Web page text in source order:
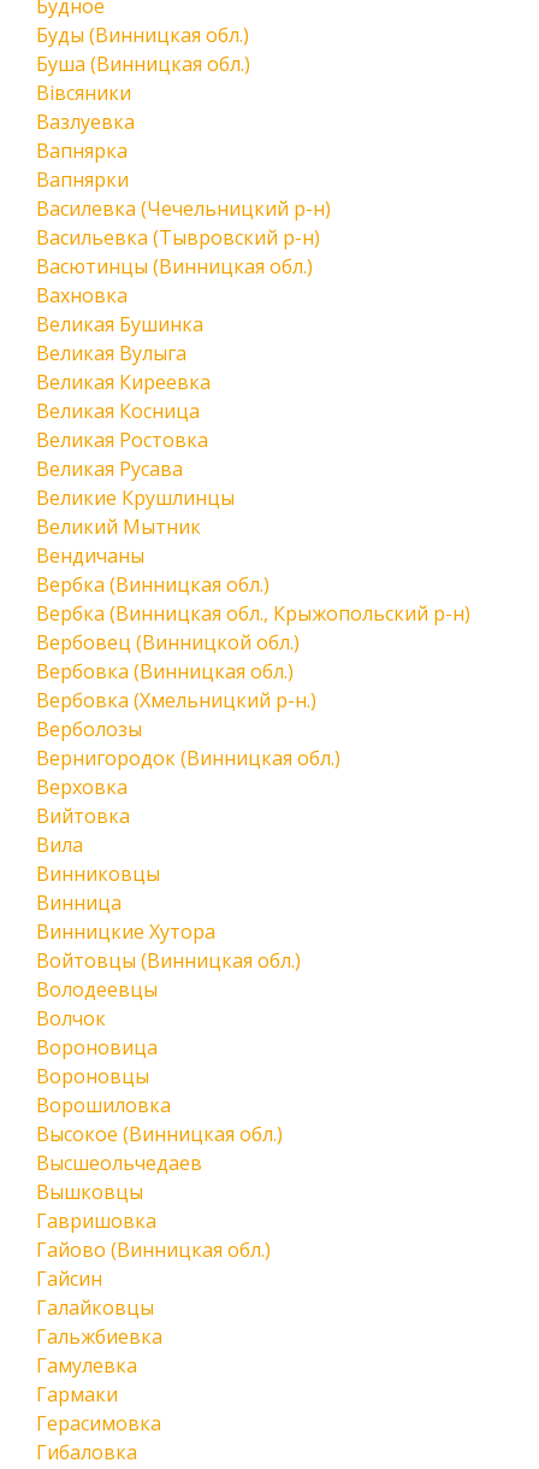
Будное
Буды (Винницкая обл.)
Буша (Винницкая обл.)
Вівсяники
Вазлуевка
Вапнярка
Вапнярки
Василевка (Чечельницкий р-н)
Васильевка (Тывровский р-н)
Васютинцы (Винницкая обл.)
Вахновка
Великая Бушинка
Великая Вулыга
Великая Киреевка
Великая Косница
Великая Ростовка
Великая Русава
Великие Крушлинцы
Великий Мытник
Вендичаны
Вербка (Винницкая обл.)
Вербка (Винницкая обл., Крыжопольский р-н)
Вербовец (Винницкой обл.)
Вербовка (Винницкая обл.)
Вербовка (Хмельницкий р-н.)
Верболозы
Вернигородок (Винницкая обл.)
Верховка
Вийтовка
Вила
Винниковцы
Винница
Винницкие Хутора
Войтовцы (Винницкая обл.)
Володеевцы
Волчок
Вороновица
Вороновцы
Ворошиловка
Высокое (Винницкая обл.)
Высшеольчедаев
Вышковцы
Гавришовка
Гайово (Винницкая обл.)
Гайсин
Галайковцы
Гальжбиевка
Гамулевка
Гармаки
Герасимовка
Гибаловка